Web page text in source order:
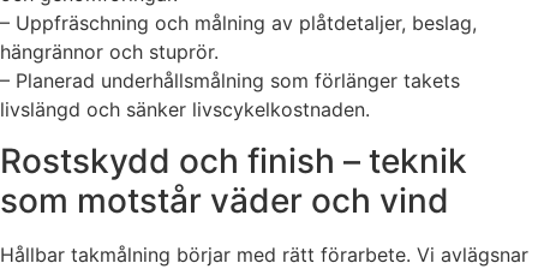
– Uppfräschning och målning av plåtdetaljer, beslag,
hängrännor och stuprör.
– Planerad underhållsmålning som förlänger takets
livslängd och sänker livscykelkostnaden.
Rostskydd och finish – teknik
som motstår väder och vind
Hållbar takmålning börjar med rätt förarbete. Vi avlägsnar